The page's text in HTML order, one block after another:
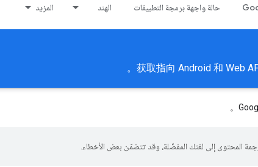
حالة واجهة برمجة التطبيقات الهند المزيد
获取指向 Android 和 Web
。